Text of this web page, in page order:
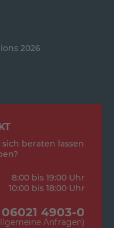
2026
beraten lassen
8:00 bis 19:00 Uhr
10:00 bis 18:00 Uhr
06021 4903-0
Anfragen)